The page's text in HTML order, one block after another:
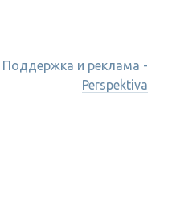
Поддержка и реклама -
Perspektiva